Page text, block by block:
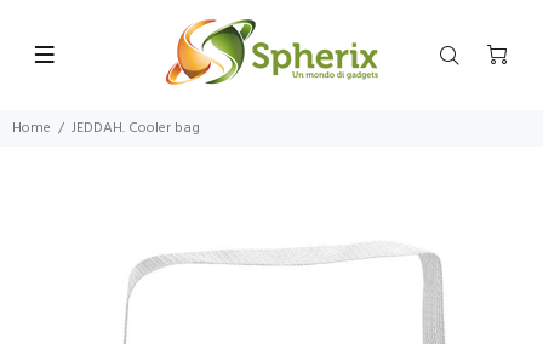
Home JEDDAH. Cooler bag